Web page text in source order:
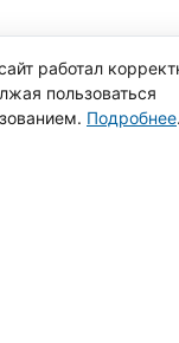
работал
пользоваться
Подробнее